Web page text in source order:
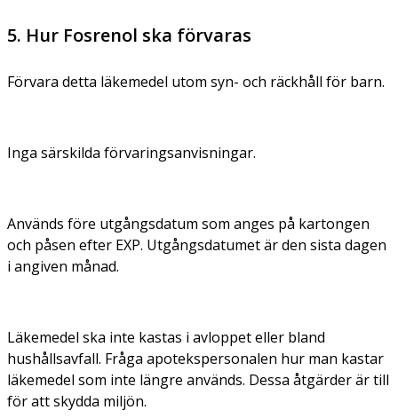
5. Hur Fosrenol ska förvaras
Förvara detta läkemedel utom syn- och räckhåll för barn.
Inga särskilda förvaringsanvisningar.
Används före utgångsdatum som anges på kartongen
och påsen efter EXP. Utgångsdatumet är den sista dagen
i angiven månad.
Läkemedel ska inte kastas i avloppet eller bland
hushållsavfall. Fråga apotekspersonalen hur man kastar
läkemedel som inte längre används. Dessa åtgärder är till
för att skydda miljön.